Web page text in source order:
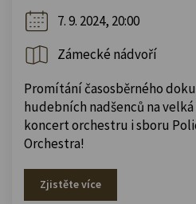
7. 9. 2024, 20:00
Zámecké nádvoří
Promítání časosběrného
hudebních nadšenců na
koncert orchestru i sboru
Orchestra!
Zjistěte více